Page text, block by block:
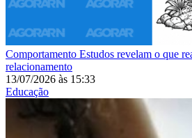
Comportamento Estudos revelam o que
relacionamento
13/07/2026 às 15:33
Educação